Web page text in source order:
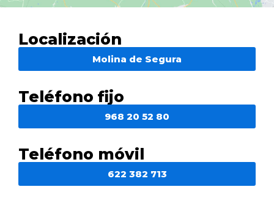
Localización
Molina de Segura
Teléfono fijo
968 20 52 80
Teléfono móvil
622 382 713